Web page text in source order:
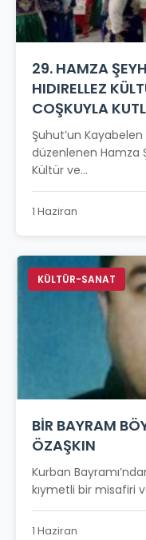
29. HAMZA
HIDIRELLEZ
COŞKUYLA
Şuhut’un Kayabelen
düzenlenen Hamza
Kültür ve...
1 Haziran
KÜLTÜR-SANAT
BİR BAYRAM
ÖZAŞKIN
Kurban
kıymetli bir misafiri
1 Haziran